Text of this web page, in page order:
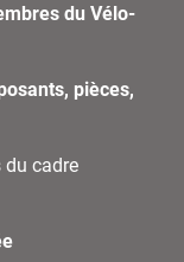
du Vélo-
pièces,
cadre